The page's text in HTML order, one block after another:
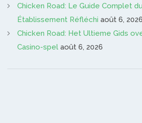
Chicken Road: Le Guide Complet
Établissement Réfléchi août 6, 2026
Chicken Road: Het Ultieme Gids
Casino-spel août 6, 2026